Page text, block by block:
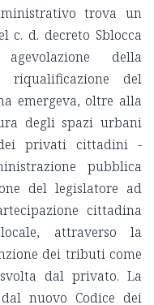
trova un
c. d. decreto Sblocca
della
riqualificazione del
emergeva, oltre alla
degli spazi urbani
privati cittadini -
pubblica
del legislatore ad
cittadina
attraverso la
dei tributi come
dal privato. La
nuovo Codice dei